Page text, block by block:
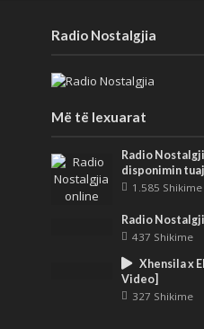
Radio Nostalgjia
Më të lexuarat
Radio
disponimin tuaj
1.585 Shikime
Radio
437 Shikime
Xhensila x
Video]
327 Shikime